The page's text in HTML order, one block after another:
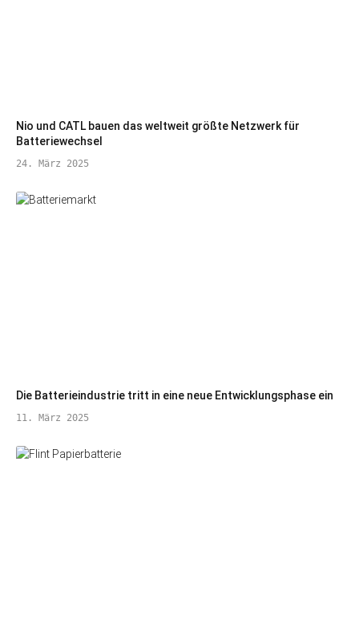
Nio und CATL bauen das weltweit größte Netzwerk für
Batteriewechsel
24. März 2025
Die Batterieindustrie tritt in eine neue Entwicklungsphase ein
11. März 2025